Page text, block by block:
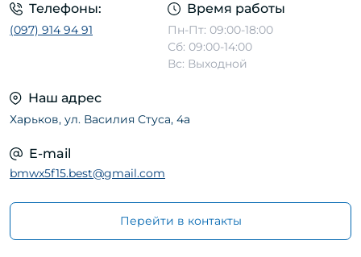
Телефоны:
(097) 914 94 91
Время работы
Пн-Пт: 09:00-18:00
Сб: 09:00-14:00
Вс: Выходной
Наш адрес
Харьков, ул. Василия Стуса, 4а
E-mail
bmwx5f15.best@gmail.com
Перейти в контакты